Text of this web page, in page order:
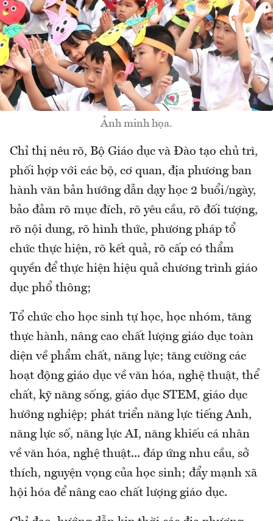
Ảnh minh họa.
Chỉ thị nêu rõ, Bộ Giáo dục và Đào tạo chủ trì,
phối hợp với các bộ, cơ quan, địa phương ban
hành văn bản hướng dẫn dạy học 2 buổi/ngày,
bảo đảm rõ mục đích, rõ yêu cầu, rõ đối tượng,
rõ nội dung, rõ hình thức, phương pháp tổ
chức thực hiện, rõ kết quả, rõ cấp có thẩm
quyền để thực hiện hiệu quả chương trình giáo
dục phổ thông;
Tổ chức cho học sinh tự học, học nhóm, tăng
thực hành, nâng cao chất lượng giáo dục toàn
diện về phẩm chất, năng lực; tăng cường các
hoạt động giáo dục về văn hóa, nghệ thuật, thể
chất, kỹ năng sống, giáo dục STEM, giáo dục
hướng nghiệp; phát triển năng lực tiếng Anh,
năng lực số, năng lực AI, năng khiếu cá nhân
về văn hóa, nghệ thuật... đáp ứng nhu cầu, sở
thích, nguyện vọng của học sinh; đẩy mạnh xã
hội hóa để nâng cao chất lượng giáo dục.